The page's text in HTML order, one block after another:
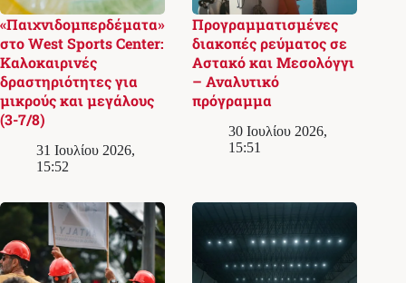
«Παιχνιδομπερδέματα»
στο West Sports Center:
Καλοκαιρινές
δραστηριότητες για
μικρούς και μεγάλους
(3-7/8)
31 Ιουλίου 2026,
15:52
Προγραμματισμένες
διακοπές ρεύματος σε
Αστακό και Μεσολόγγι
– Αναλυτικό
πρόγραμμα
30 Ιουλίου 2026,
15:51